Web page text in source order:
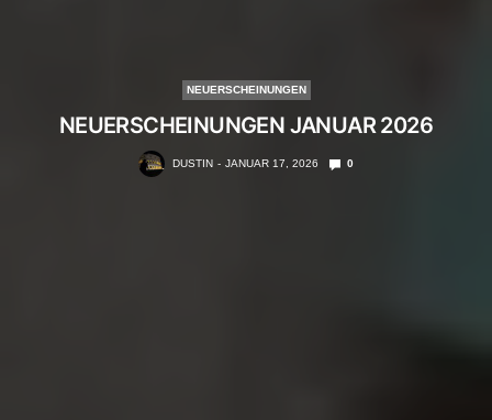
NEUERSCHEINUNGEN
NEUERSCHEINUNGEN JANUAR 2026
DUSTIN JANUAR 17, 2026 0